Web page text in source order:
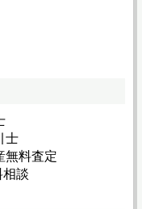
士
無料査定
相談